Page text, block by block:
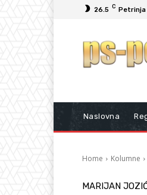
26.5 C Petrinja
Naslovna
Home Kolumne
MARIJAN